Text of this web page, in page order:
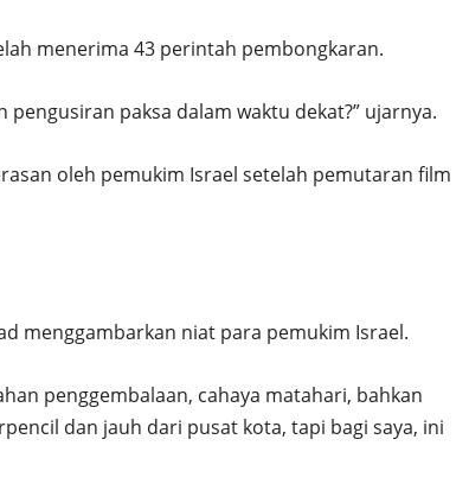
menerima 43 perintah pembongkaran.
pengusiran paksa dalam waktu dekat?” ujarnya.
oleh pemukim Israel setelah pemutaran film
menggambarkan niat para pemukim Israel.
penggembalaan, cahaya matahari, bahkan
dan jauh dari pusat kota, tapi bagi saya, ini